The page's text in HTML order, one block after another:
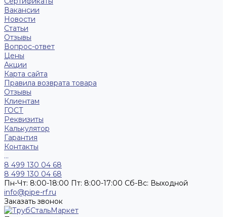
Вакансии
Новости
Статьи
Отзывы
Вопрос-ответ
Цены
Акции
Карта сайта
Правила возврата товара
Отзывы
Клиентам
ГОСТ
Реквизиты
Калькулятор
Гарантия
Контакты
...
8 499 130 04 68
8 499 130 04 68
Пн-Чт: 8:00-18:00 Пт: 8:00-17:00 Сб-Вс: Выходной
info@pipe-rf.ru
Заказать звонок